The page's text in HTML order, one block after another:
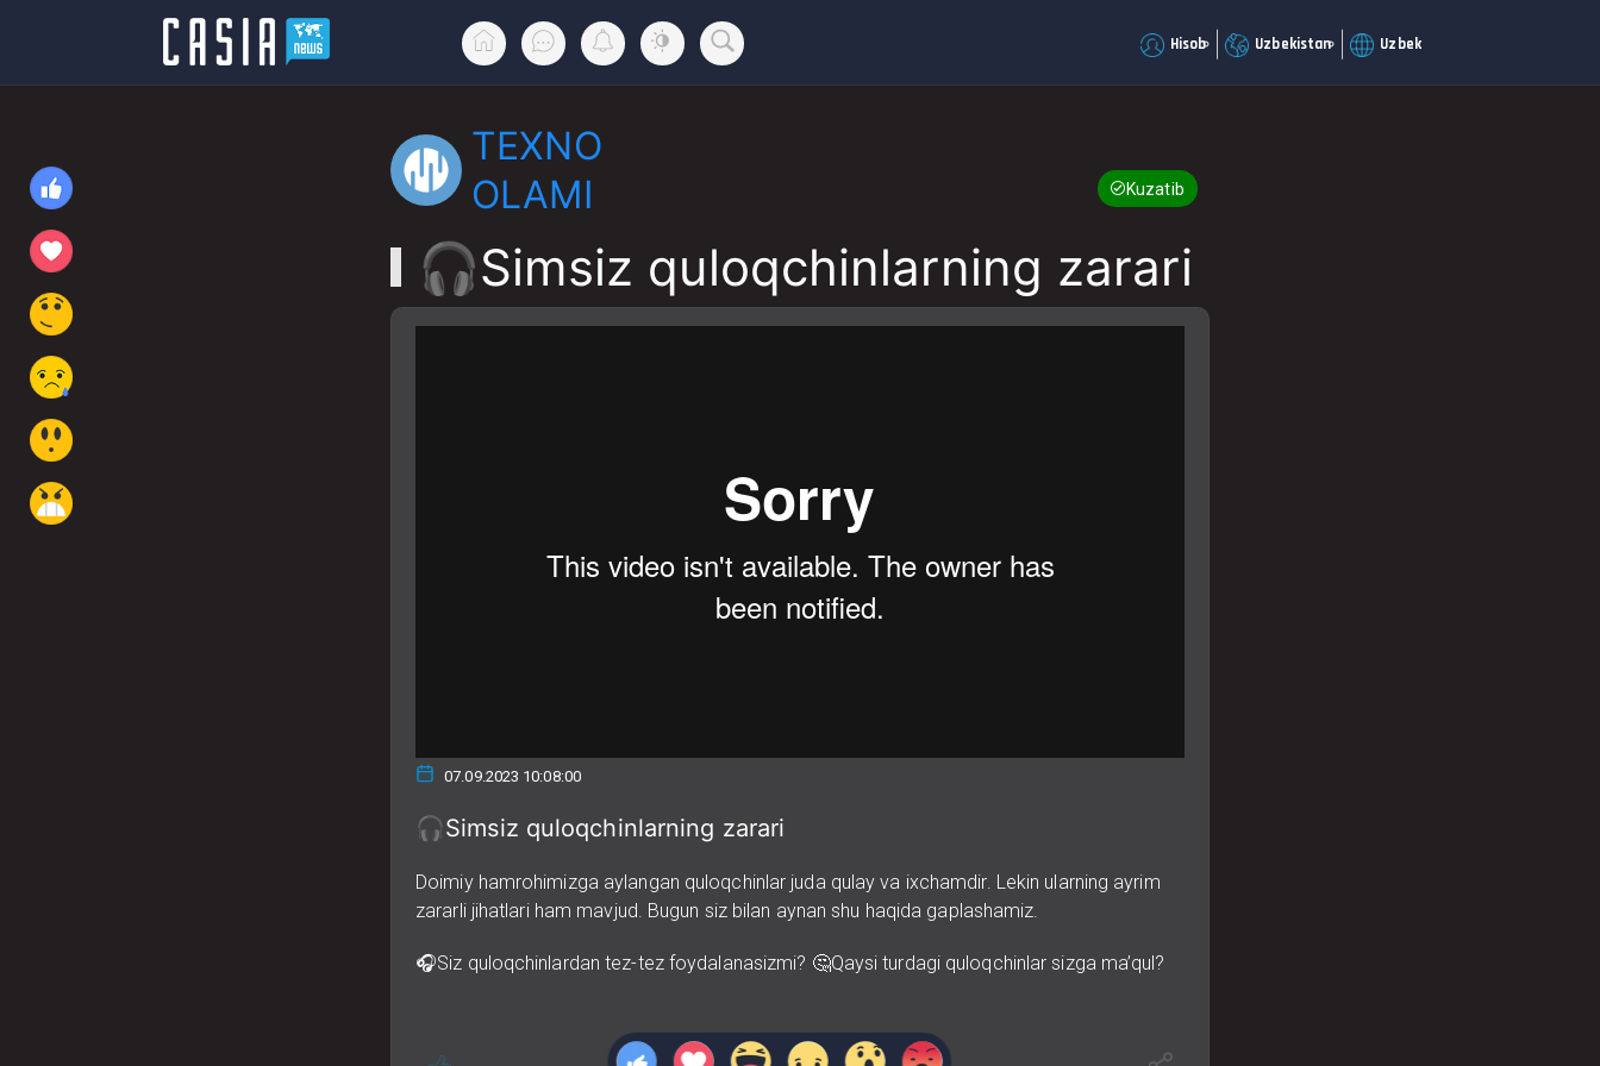
Hisob Uzbekistan Uzbek
TEXNO
OLAMI
Kuzatib boring
🎧Simsiz quloqchinlarning zarari
07.09.2023 10:08:00
🎧Simsiz quloqchinlarning zarari
Doimiy hamrohimizga aylangan quloqchinlar juda qulay va ixchamdir. Lekin ularning ayrim
zararli jihatlari ham mavjud. Bugun siz bilan aynan shu haqida gaplashamiz.
🎧Siz quloqchinlardan tez-tez foydalanasizmi? 🤔Qaysi turdagi quloqchinlar sizga ma’qul?